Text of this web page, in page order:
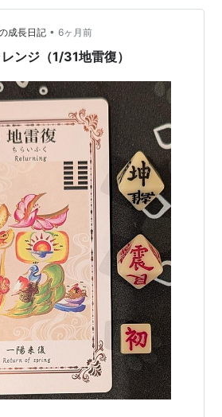
成長日記 • 6ヶ月前
ンジ（1/31地雷復）